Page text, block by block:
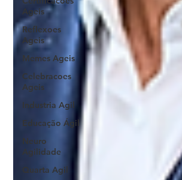
Ageis
Reflexoes
Ageis
Memes Ageis
Celebracoes
Ageis
Industria Agil
Educação Ágil
Neuro
Agilidade
Quarta Agil